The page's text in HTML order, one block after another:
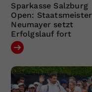
Sparkasse Salzburg
Open: Staatsmeister
Neumayer setzt
Erfolgslauf fort